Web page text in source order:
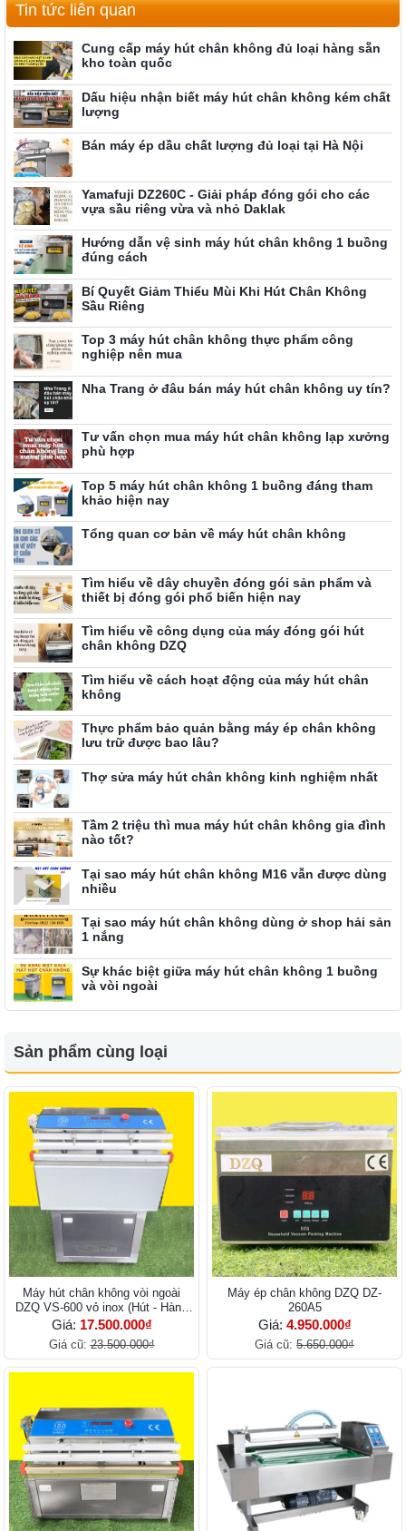
Tin tức liên quan
Cung cấp máy hút chân không đủ loại hàng sẵn
kho toàn quốc
Dấu hiệu nhận biết máy hút chân không kém chất
lượng
Bán máy ép dầu chất lượng đủ loại tại Hà Nội
Yamafuji DZ260C - Giải pháp đóng gói cho các
vựa sầu riêng vừa và nhỏ Daklak
Hướng dẫn vệ sinh máy hút chân không 1 buồng
đúng cách
Bí Quyết Giảm Thiểu Mùi Khi Hút Chân Không
Sầu Riêng
Top 3 máy hút chân không thực phẩm công
nghiệp nên mua
Nha Trang ở đâu bán máy hút chân không uy tín?
Tư vấn chọn mua máy hút chân không lạp xưởng
phù hợp
Top 5 máy hút chân không 1 buồng đáng tham
khảo hiện nay
Tổng quan cơ bản về máy hút chân không
Tìm hiểu về dây chuyền đóng gói sản phẩm và
thiết bị đóng gói phổ biến hiện nay
Tìm hiểu về công dụng của máy đóng gói hút
chân không DZQ
Tìm hiểu về cách hoạt động của máy hút chân
không
Thực phẩm bảo quản bằng máy ép chân không
lưu trữ được bao lâu?
Thợ sửa máy hút chân không kinh nghiệm nhất
Tầm 2 triệu thì mua máy hút chân không gia đình
nào tốt?
Tại sao máy hút chân không M16 vẫn được dùng
nhiều
Tại sao máy hút chân không dùng ở shop hải sản
1 nắng
Sự khác biệt giữa máy hút chân không 1 buồng
và vòi ngoài
Sản phẩm cùng loại
Máy hút chân không vòi ngoài
DZQ VS-600 vỏ inox (Hút - Hàn -
Thổi)
Giá: 17.500.000₫
Giá cũ:23.500.000₫
Máy ép chân không DZQ DZ-
260A5
Giá: 4.950.000₫
Giá cũ: 5.650.000₫